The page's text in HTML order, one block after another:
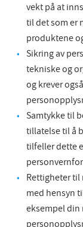
vekt på at
til det som er
produktene
Sikring av
tekniske og
og krever
Samtykke til
tillatelse til å
tilfeller dette
Rettigheter til
med hensyn
eksempel din